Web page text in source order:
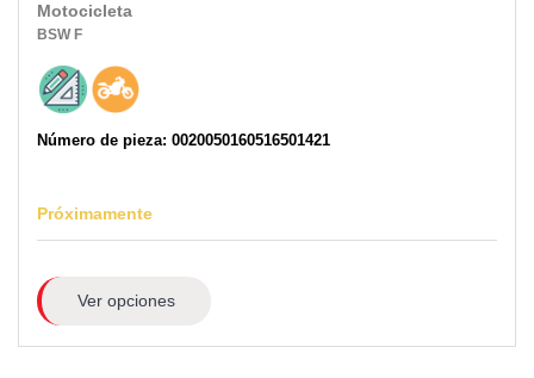
Motocicleta
BSW F
Número de pieza: 0020050160516501421
Próximamente
Ver opciones